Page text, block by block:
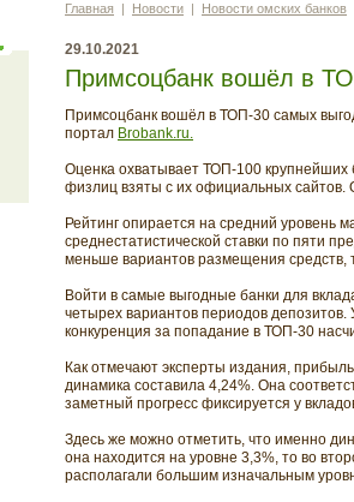
Главная | Новости | Новости омских банков
29.10.2021
Примсоцбанк вошёл в
Примсоцбанк вошёл в ТОП-30 самых
портал Brobank.ru.
Оценка охватывает ТОП-100
физлиц взяты с их официальных сайтов.
Рейтинг опирается на средний уровень
среднестатистической ставки по пяти
меньше вариантов размещения средств,
Войти в самые выгодные банки для
четырех вариантов периодов
конкуренция за попадание в ТОП-30
Как отмечают эксперты издания,
динамика составила 4,24%. Она
заметный прогресс фиксируется у
Здесь же можно отметить, что именно
она находится на уровне 3,3%, то во
располагали большим изначальным